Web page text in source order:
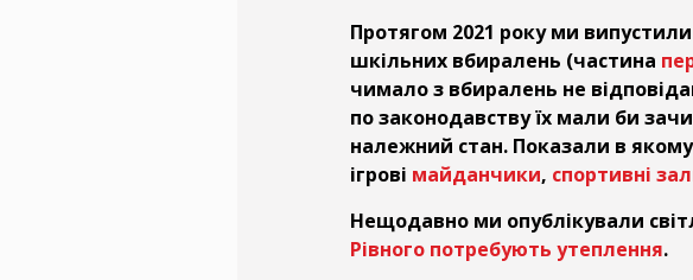
Протягом 2021 року ми
шкільних вбиралень (частина
чимало з вбиралень не
по законодавству їх мали би
належний стан. Показали в якому
ігрові майданчики, спортивні
Нещодавно ми опублікували
Рівного потребують утеплення.